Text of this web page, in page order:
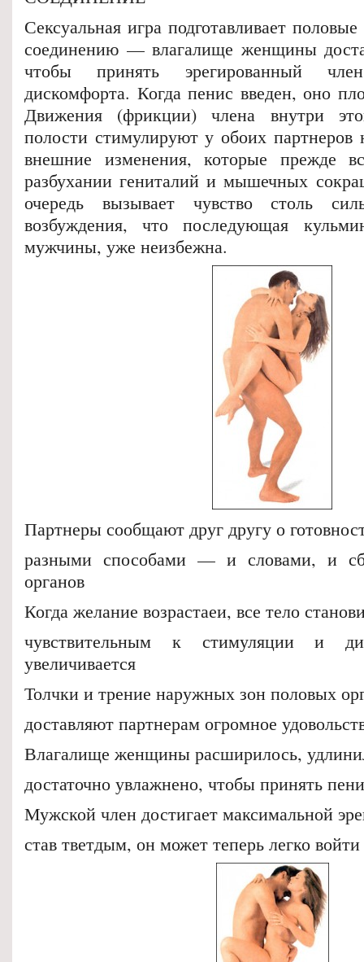
Сексуальная игра подготавливает
соединению — влагалище женщины
чтобы принять эрегированный
дискомфорта. Когда пенис введен, оно
Движения (фрикции) члена внутри
полости стимулируют у обоих партнеров
внешние изменения, которые прежде
разбухании гениталий и мышечных
очередь вызывает чувство столь
возбуждения, что последующая
мужчины, уже неизбежна.
Партнеры сообщают друг другу о
разными способами — и словами, и
органов
Когда желание возрастаеи, все тело
чувствительным к стимуляции и
увеличивается
Толчки и трение наружных зон половых
доставляют партнерам огромное
Влагалище женщины расширилось,
достаточно увлажнено, чтобы принять
Мужской член достигает максимальной
став тветдым, он может теперь легко